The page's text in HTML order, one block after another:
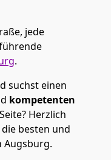
jede
.
suchst einen
kompetenten
Herzlich
besten und
Augsburg.